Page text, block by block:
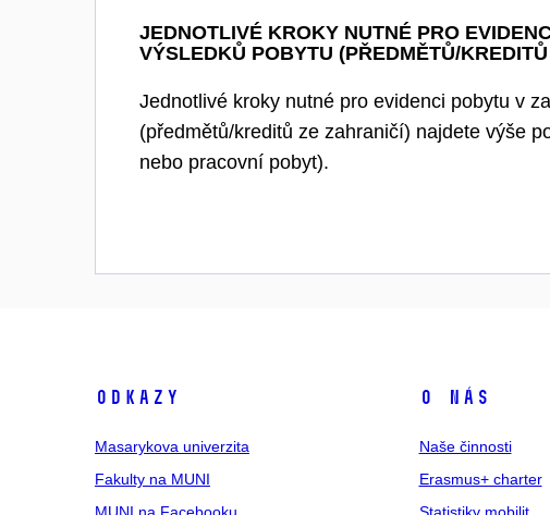
JEDNOTLIVÉ KROKY NUTNÉ PRO
VÝSLEDKŮ POBYTU (PŘEDMĚTŮ/
Jednotlivé kroky nutné pro evidenci pobytu v
(předmětů/kreditů ze zahraničí) najdete výše
nebo pracovní pobyt).
Odkazy
Masarykova univerzita
Fakulty na MUNI
O nás
Naše činnosti
Erasmus+ charter